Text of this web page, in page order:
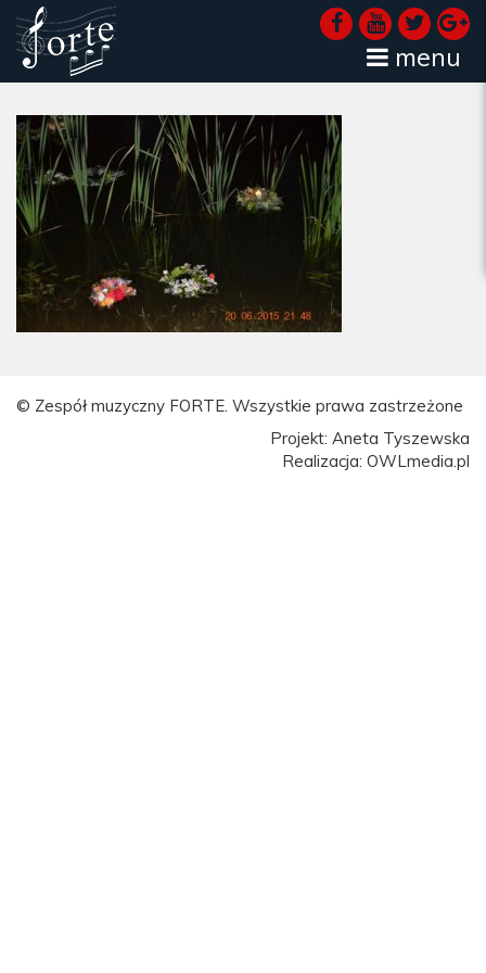
menu
© Zespół muzyczny FORTE. Wszystkie prawa zastrzeżone
Projekt: Aneta Tyszewska
Realizacja: OWLmedia.pl